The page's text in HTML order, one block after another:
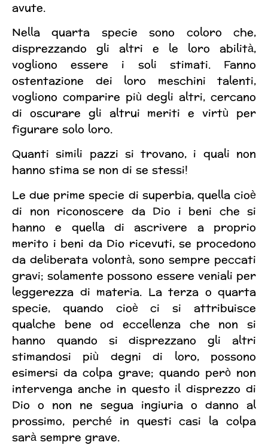
avute.
Nella quarta specie sono coloro che,
disprezzando gli altri e le loro abilità,
vogliono essere i soli stimati. Fanno
ostentazione dei loro meschini talenti,
vogliono comparire più degli altri, cercano
di oscurare gli altrui meriti e virtù per
figurare solo loro.
Quanti simili pazzi si trovano, i quali non
hanno stima se non di se stessi!
Le due prime specie di superbia, quella cioè
di non riconoscere da Dio i beni che si
hanno e quella di ascrivere a proprio
merito i beni da Dio ricevuti, se procedono
da deliberata volontà, sono sempre peccati
gravi; solamente possono essere veniali per
leggerezza di materia. La terza o quarta
specie, quando cioè ci si attribuisce
qualche bene od eccellenza che non si
hanno quando si disprezzano gli altri
stimandosi più degni di loro, possono
esimersi da colpa grave; quando però non
intervenga anche in questo il disprezzo di
Dio o non ne segua ingiuria o danno al
prossimo, perché in questi casi la colpa
sarà sempre grave.